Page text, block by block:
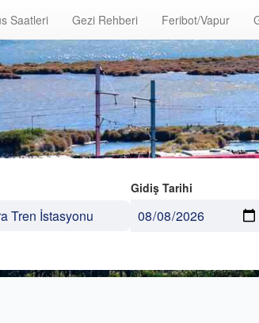
Saatleri Gezi Rehberi Feribot/Vapur
Gidiş Tarihi